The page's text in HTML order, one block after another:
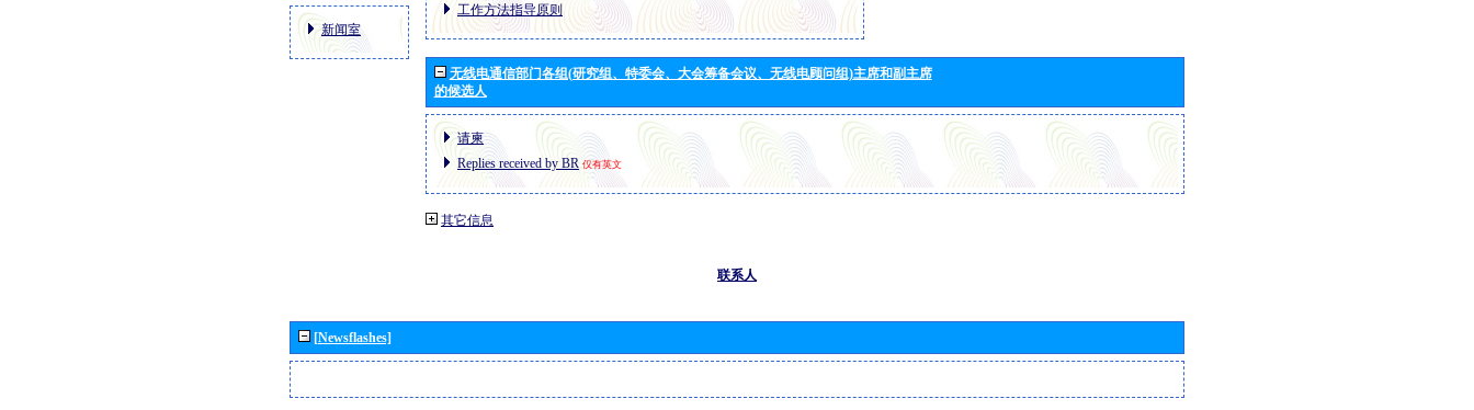
新闻室
工作方法指导原则
无线电通信部门各组(研究组、特委会、大会筹备会议、无线电顾问组)主席和副主席
的候选人
请柬
Replies received by BR 仅有英文
其它信息
联系人
[Newsflashes]